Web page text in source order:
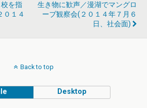
を指
０１４
生き物に歓声／漫湖でマングロ
ーブ観察会(２０１４年７月６
日、社会面)
Back to top
Desktop